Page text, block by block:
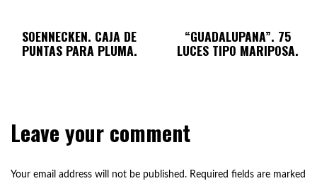
SOENNECKEN. CAJA DE
PUNTAS PARA PLUMA.
“GUADALUPANA”. 75
LUCES TIPO MARIPOSA.
Leave your comment
Your email address will not be published. Required fields are marked